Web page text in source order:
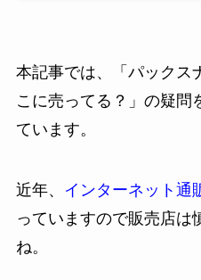
本記事では、「パックス
こに売ってる？」の疑問
ています。
近年、 インターネット通
っていますので販売店は
ね。